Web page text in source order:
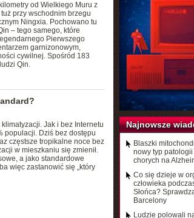
od Wielkiego Muru z
przy wschodnim brzegu
Ningxia. Pochowano tu
– tego samego, które
Pierwszego
garnizonowym,
cywilnej. Spośród 183
Qin.
Jak i bez Internetu
populacji. Dziś bez dostępu
częstsze tropikalne noce bez
w mieszkaniu się zmienił.
a jako standardowe
więc zastanowić się „który
Najnowsze
Blaszki
nowy typ
chorych na
Co się dzieje w
człowieka
Słońca?
Barcelony
Ludzie polowali